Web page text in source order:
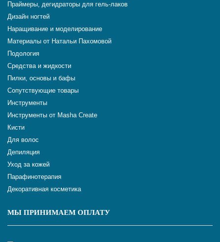
Праймеры, дегидраторы для гель-лаков
Дизайн ногтей
Наращивание и моделирование
Материалы от Натальи Пахомовой
Подология
Средства и жидкости
Пилки, основы и бафы
Сопутствующие товары
Инструменты
Инструменты от Masha Create
Кисти
Для волос
Депиляция
Уход за кожей
Парафинотерапия
Декоративная косметика
МЫ ПРИНИМАЕМ ОПЛАТУ